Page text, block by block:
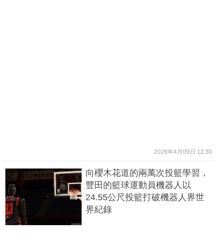
2026年4月09日 12:30
向櫻木花道的兩萬次投籃學習，
豐田的籃球運動員機器人以
24.55公尺投籃打破機器人界世
界紀錄